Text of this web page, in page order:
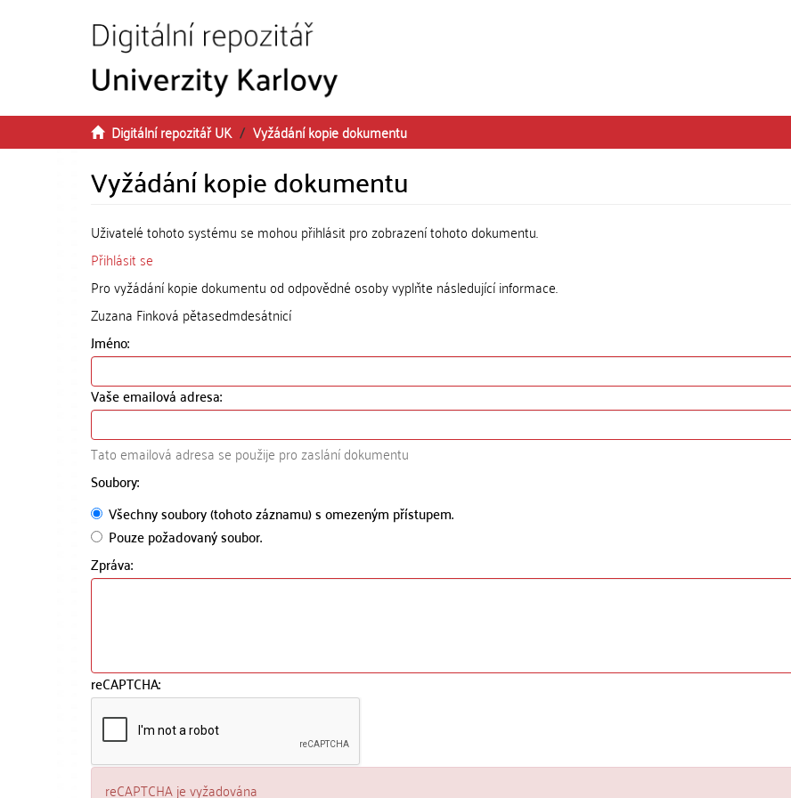
Digitální repozitář UK Vyžádání kopie dokumentu
Vyžádání kopie dokumentu
Uživatelé tohoto systému se mohou přihlásit pro zobrazení tohoto dokumentu.
Přihlásit se
Pro vyžádání kopie dokumentu od odpovědné osoby vyplňte následující informace.
Zuzana Finková pětasedmdesátnicí
Jméno:
Vaše emailová adresa:
Tato emailová adresa se použije pro zaslání dokumentu
Soubory:
Všechny soubory (tohoto záznamu) s omezeným přístupem.
Pouze požadovaný soubor.
Zpráva:
reCAPTCHA:
reCAPTCHA je vyžadována